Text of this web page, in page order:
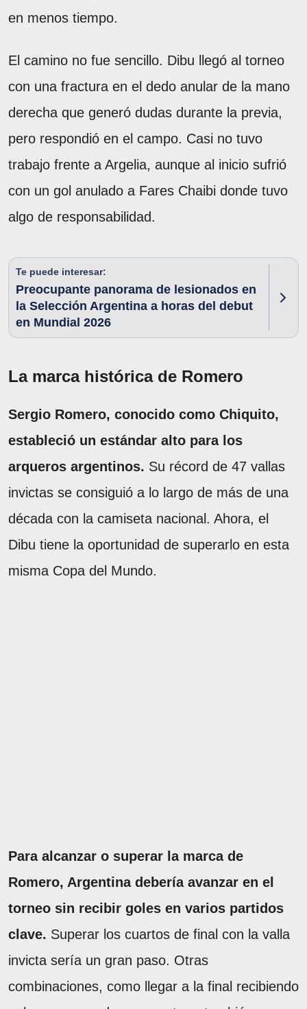
en menos tiempo.
El camino no fue sencillo. Dibu llegó al torneo
con una fractura en el dedo anular de la mano
derecha que generó dudas durante la previa,
pero respondió en el campo. Casi no tuvo
trabajo frente a Argelia, aunque al inicio sufrió
con un gol anulado a Fares Chaibi donde tuvo
algo de responsabilidad.
Te puede interesar:
Preocupante panorama de lesionados en
la Selección Argentina a horas del debut
en Mundial 2026
La marca histórica de Romero
Sergio Romero, conocido como Chiquito,
estableció un estándar alto para los
arqueros argentinos. Su récord de 47 vallas
invictas se consiguió a lo largo de más de una
década con la camiseta nacional. Ahora, el
Dibu tiene la oportunidad de superarlo en esta
misma Copa del Mundo.
Para alcanzar o superar la marca de
Romero, Argentina debería avanzar en el
torneo sin recibir goles en varios partidos
clave. Superar los cuartos de final con la valla
invicta sería un gran paso. Otras
combinaciones, como llegar a la final recibiendo